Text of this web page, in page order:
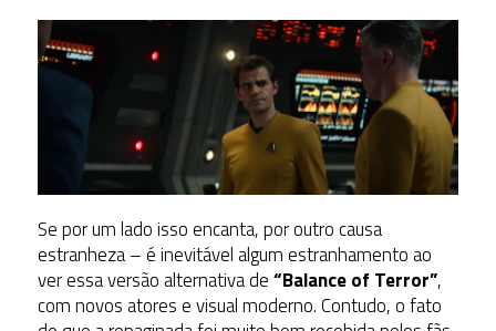
Se por um lado isso encanta, por outro causa
estranheza – é inevitável algum estranhamento ao
ver essa versão alternativa de“Balance of Terror”,
com novos atores e visual moderno. Contudo, o fato